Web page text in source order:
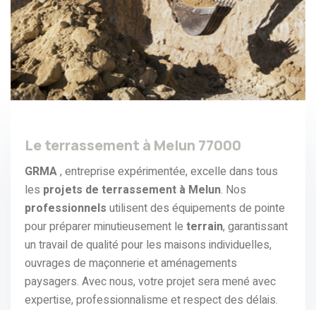
Le terrassement à Melun 77000
GRMA, entreprise expérimentée, excelle dans tous
les projets de terrassement à Melun. Nos
professionnels utilisent des équipements de pointe
pour préparer minutieusement le terrain, garantissant
un travail de qualité pour les maisons individuelles,
ouvrages de maçonnerie et aménagements
paysagers. Avec nous, votre projet sera mené avec
expertise, professionnalisme et respect des délais.